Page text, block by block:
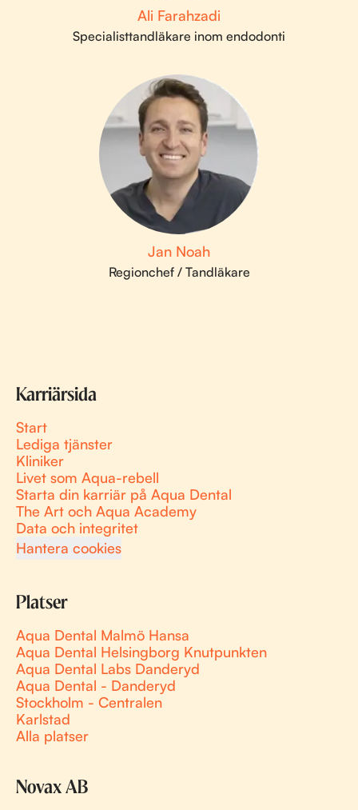
Ali Farahzadi
Specialisttandläkare inom endodonti
Jan Noah
Regionchef / Tandläkare
Karriärsida
Start
Lediga tjänster
Kliniker
Livet som Aqua-rebell
Starta din karriär på Aqua Dental
The Art och Aqua Academy
Data och integritet
Hantera cookies
Platser
Aqua Dental Malmö Hansa
Aqua Dental Helsingborg Knutpunkten
Aqua Dental Labs Danderyd
Aqua Dental - Danderyd
Stockholm - Centralen
Karlstad
Alla platser
Novax AB